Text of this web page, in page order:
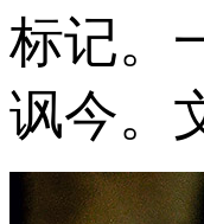
标记。
讽今。